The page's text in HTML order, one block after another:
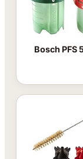
Bosch PFS